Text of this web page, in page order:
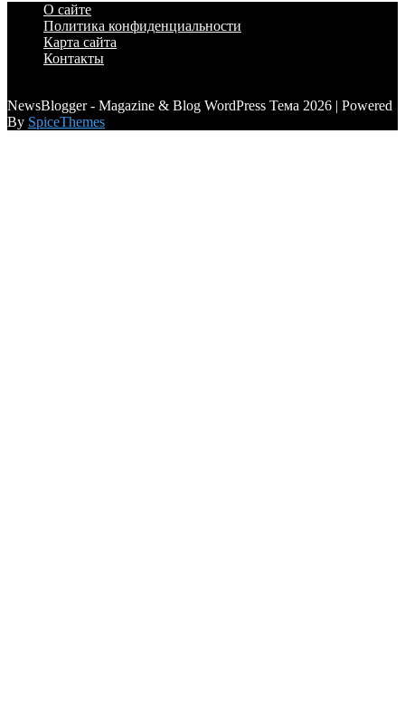
О сайте
Политика конфиденциальности
Карта сайта
Контакты
NewsBlogger - Magazine & Blog WordPress Тема 2026 | Powered
By SpiceThemes